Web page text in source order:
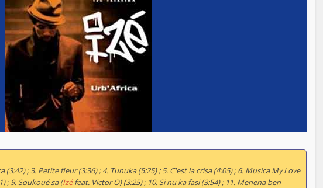
(3:42) ; 3. Petite fleur (3:36) ; 4. Tunuka (5:25) ; 5. C'est la crisa (4:05) ; 6. Musica My Love
; 9. Soukoué sa (Izéfeat. Victor O) (3:25) ; 10. Si nu ka fasi (3:54) ; 11. Menena ben